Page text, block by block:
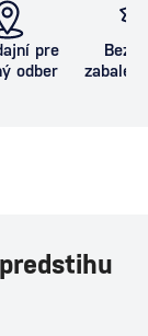
pre
odber